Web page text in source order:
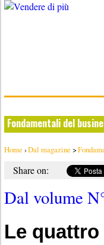
Fondamentali del
Home ›Dal magazine >
Share on:
Dal volume
Le